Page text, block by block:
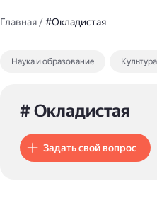
Главная/#Окладистая
Наука и образование
# Окладистая
Задать свой вопрос